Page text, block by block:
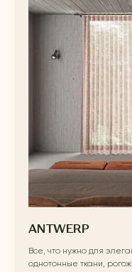
ANTWERP
Все, что нужно для
однотонные ткани,